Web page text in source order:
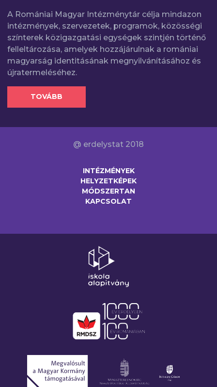
A Romániai Magyar Intézménytár célja mindazon
intézmények, szervezetek, programok, közösségi
színterek közigazgatási egységek szintjén történő
felleltározása, amelyek hozzájárulnak a romániai
magyarság identitásának megnyilvánításához és
újratermeléséhez.
TOVÁBB
@ erdelystat 2018
INTÉZMÉNYEK
HELYZETKÉPEK
MÓDSZERTAN
KAPCSOLAT